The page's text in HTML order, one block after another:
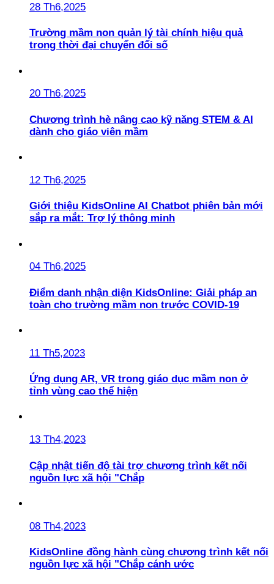
28 Th6,2025
Trường mầm non quản lý tài chính hiệu quả
trong thời đại chuyển đổi số
20 Th6,2025
Chương trình hè nâng cao kỹ năng STEM & AI
dành cho giáo viên mầm
12 Th6,2025
Giới thiệu KidsOnline AI Chatbot phiên bản mới
sắp ra mắt: Trợ lý thông minh
04 Th6,2025
Điểm danh nhận diện KidsOnline: Giải pháp an
toàn cho trường mầm non trước COVID-19
11 Th5,2023
Ứng dụng AR, VR trong giáo dục mầm non ở
tỉnh vùng cao thể hiện
13 Th4,2023
Cập nhật tiến độ tài trợ chương trình kết nối
nguồn lực xã hội "Chắp
08 Th4,2023
KidsOnline đồng hành cùng chương trình kết nối
nguồn lực xã hội "Chắp cánh ước